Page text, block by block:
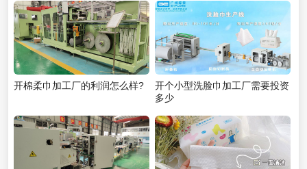
开棉柔巾加工厂的利润怎么样?
开个小型洗脸巾加工厂需要投资
多少